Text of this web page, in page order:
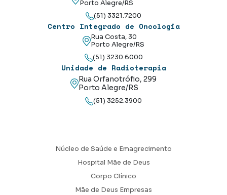
Porto Alegre/RS
(51) 3321.7200
Centro Integrado de Oncologia
Rua Costa, 30
Porto Alegre/RS
(51) 3230.6000
Unidade de Radioterapia
Rua Orfanotrófio, 299
Porto Alegre/RS
(51) 3252.3900
Núcleo de Saúde e Emagrecimento
Hospital Mãe de Deus
Corpo Clínico
Mãe de Deus Empresas